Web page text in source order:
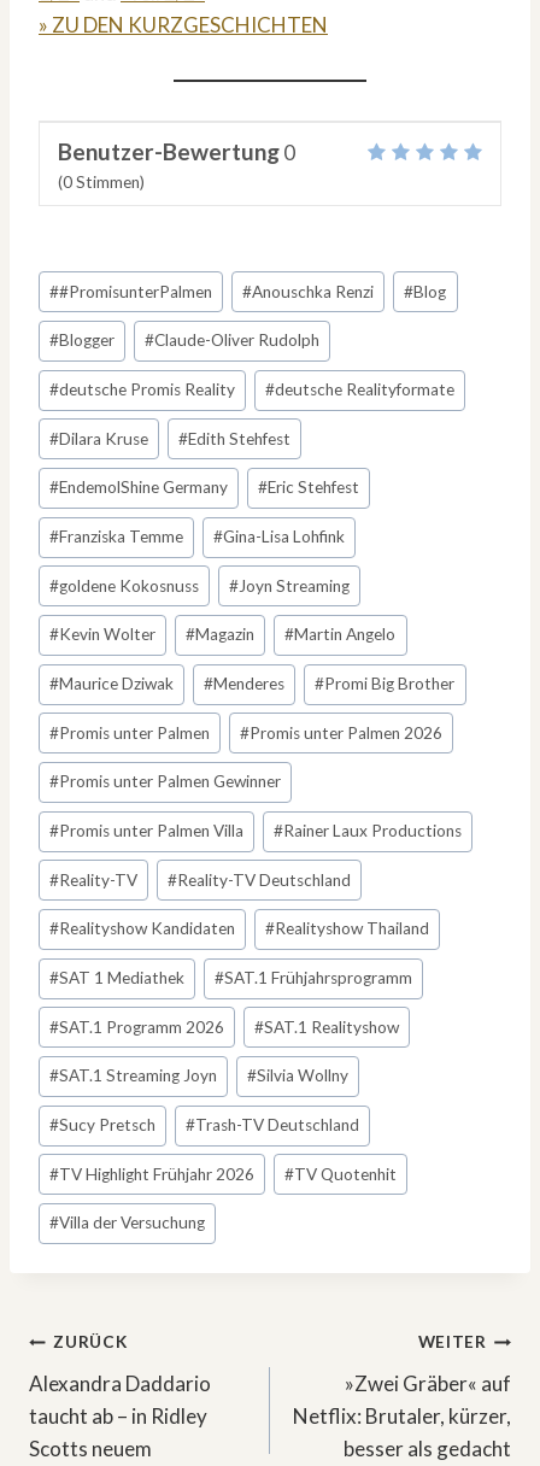
» ZU DEN KURZGESCHICHTEN
Benutzer-Bewertung0
(0Stimmen)
Schlagworte:
##PromisunterPalmen #Anouschka Renzi #Blog
#Blogger #Claude-Oliver Rudolph
#deutsche Promis Reality #deutsche Realityformate
#Dilara Kruse #Edith Stehfest
#EndemolShine Germany #Eric Stehfest
#Franziska Temme #Gina-Lisa Lohfink
#goldene Kokosnuss #Joyn Streaming
#Kevin Wolter #Magazin #Martin Angelo
#Maurice Dziwak #Menderes #Promi Big Brother
#Promis unter Palmen #Promis unter Palmen 2026
#Promis unter Palmen Gewinner
#Promis unter Palmen Villa #Rainer Laux Productions
#Reality-TV #Reality-TV Deutschland
#Realityshow Kandidaten #Realityshow Thailand
#SAT 1 Mediathek #SAT.1 Frühjahrsprogramm
#SAT.1 Programm 2026 #SAT.1 Realityshow
#SAT.1 Streaming Joyn #Silvia Wollny
#Sucy Pretsch #Trash-TV Deutschland
#TV Highlight Frühjahr 2026 #TV Quotenhit
#Villa der Versuchung
Beitragsnavigation
ZURÜCK
Alexandra Daddario
taucht ab – in Ridley
Scotts neuem
WEITER
»Zwei Gräber« auf
Netflix: Brutaler, kürzer,
besser als gedacht